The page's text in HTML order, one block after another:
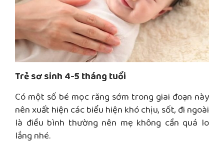
Trẻ sơ sinh 4-5 tháng tuổi
Có một số bé mọc răng sớm trong giai đoạn này
nên xuất hiện các biểu hiện khó chịu, sốt, đi ngoài
là điều bình thường nên mẹ không cần quá lo
lắng nhé.